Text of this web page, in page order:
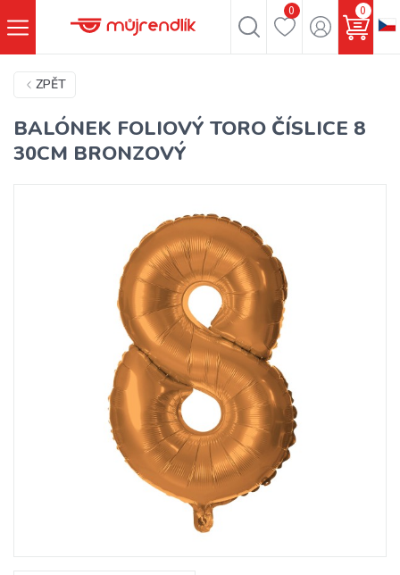
0 0
ZPĚT
BALÓNEK FOLIOVÝ TORO ČÍSLICE 8
30CM BRONZOVÝ